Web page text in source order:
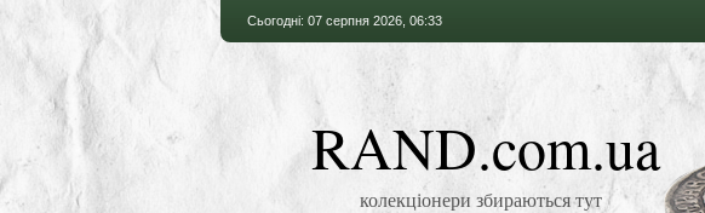
Сьогодні: 07 серпня 2026, 06:33
RAND.com.ua
колекціонери збираються тут